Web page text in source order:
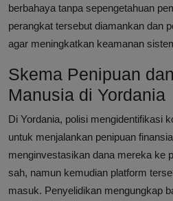
berbahaya tanpa sepengetahuan
perangkat tersebut diamankan dan
agar meningkatkan keamanan
Skema Penipuan
Manusia di Yordania
Di Yordania, polisi mengidentifikasi
untuk menjalankan penipuan
menginvestasikan dana mereka ke
sah, namun kemudian platform
masuk. Penyelidikan mengungkap